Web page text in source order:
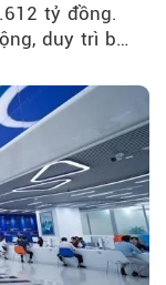
tỷ đồng.
duy trì bộ